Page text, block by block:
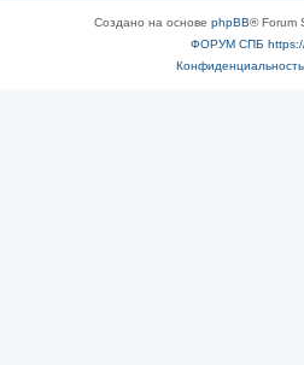
Создано на основе phpBB® Forum
ФОРУМ СПБ
Конфиденциальность